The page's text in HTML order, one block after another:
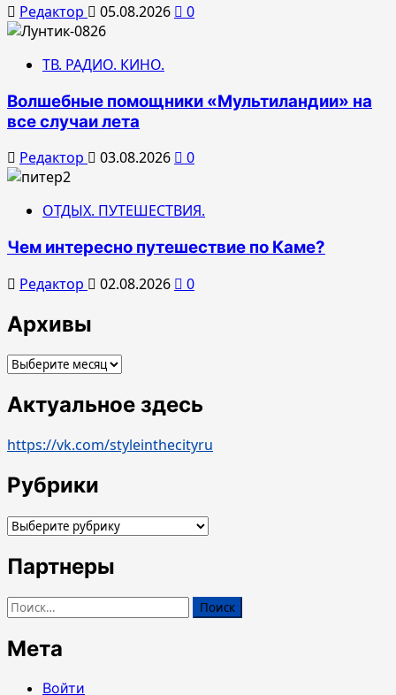
Редактор 05.08.2026 0
ТВ. РАДИО. КИНО.
Волшебные помощники «Мультиландии» на
все случаи лета
Редактор 03.08.2026 0
ОТДЫХ. ПУТЕШЕСТВИЯ.
Чем интересно путешествие по Каме?
Редактор 02.08.2026 0
Архивы
Архивы
Актуальное здесь
https://vk.com/styleinthecityru
Рубрики
Рубрики
Партнеры
Найти:
Мета
Войти